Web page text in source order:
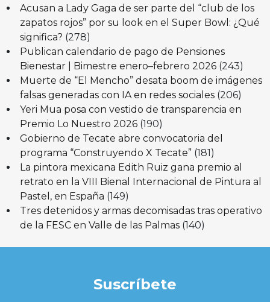
Acusan a Lady Gaga de ser parte del “club de los
zapatos rojos” por su look en el Super Bowl: ¿Qué
significa? (278)
Publican calendario de pago de Pensiones
Bienestar | Bimestre enero–febrero 2026 (243)
Muerte de “El Mencho” desata boom de imágenes
falsas generadas con IA en redes sociales (206)
Yeri Mua posa con vestido de transparencia en
Premio Lo Nuestro 2026 (190)
Gobierno de Tecate abre convocatoria del
programa “Construyendo X Tecate” (181)
La pintora mexicana Edith Ruiz gana premio al
retrato en la VIII Bienal Internacional de Pintura al
Pastel, en España (149)
Tres detenidos y armas decomisadas tras operativo
de la FESC en Valle de las Palmas (140)
Suscríbete